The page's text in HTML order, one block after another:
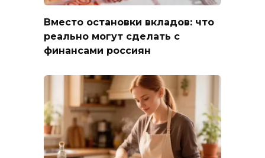
Вместо остановки вкладов: что
реально могут сделать с
финансами россиян